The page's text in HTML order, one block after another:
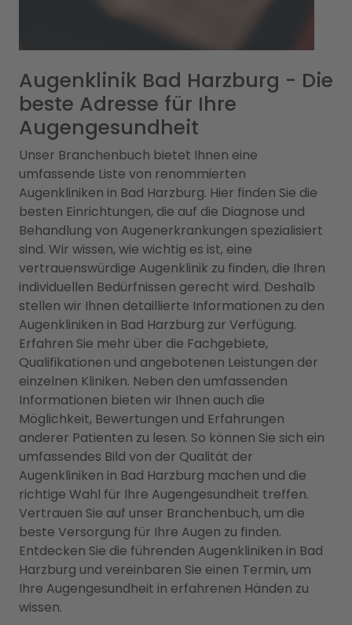
Augenklinik Bad Harzburg - Die
beste Adresse für Ihre
Augengesundheit
Unser Branchenbuch bietet Ihnen eine
umfassende Liste von renommierten
Augenkliniken in Bad Harzburg. Hier finden Sie die
besten Einrichtungen, die auf die Diagnose und
Behandlung von Augenerkrankungen spezialisiert
sind. Wir wissen, wie wichtig es ist, eine
vertrauenswürdige Augenklinik zu finden, die Ihren
individuellen Bedürfnissen gerecht wird. Deshalb
stellen wir Ihnen detaillierte Informationen zu den
Augenkliniken in Bad Harzburg zur Verfügung.
Erfahren Sie mehr über die Fachgebiete,
Qualifikationen und angebotenen Leistungen der
einzelnen Kliniken. Neben den umfassenden
Informationen bieten wir Ihnen auch die
Möglichkeit, Bewertungen und Erfahrungen
anderer Patienten zu lesen. So können Sie sich ein
umfassendes Bild von der Qualität der
Augenkliniken in Bad Harzburg machen und die
richtige Wahl für Ihre Augengesundheit treffen.
Vertrauen Sie auf unser Branchenbuch, um die
beste Versorgung für Ihre Augen zu finden.
Entdecken Sie die führenden Augenkliniken in Bad
Harzburg und vereinbaren Sie einen Termin, um
Ihre Augengesundheit in erfahrenen Händen zu
wissen.